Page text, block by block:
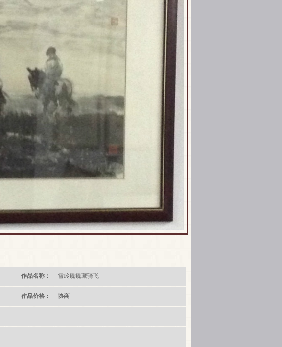
作品名称： 雪岭巍巍藏骑飞
作品价格： 协商